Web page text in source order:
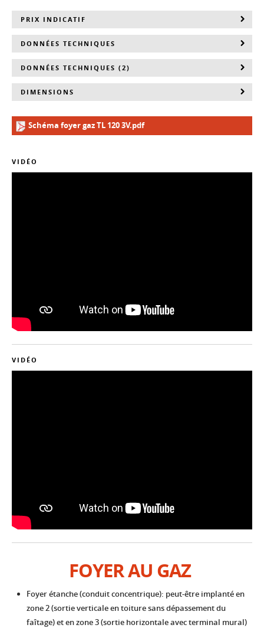
VIDÉO
VIDÉO
FOYER AU GAZ
Foyer étanche (conduit concentrique): peut-être implanté en
zone 2 (sortie verticale en toiture sans dépassement du
faîtage) et en zone 3 (sortie horizontale avec terminal mural)
PRIX INDICATIF
DONNÉES TECHNIQUES
DONNÉES TECHNIQUES (2)
DIMENSIONS
Schéma foyer gaz TL 120 3V.pdf